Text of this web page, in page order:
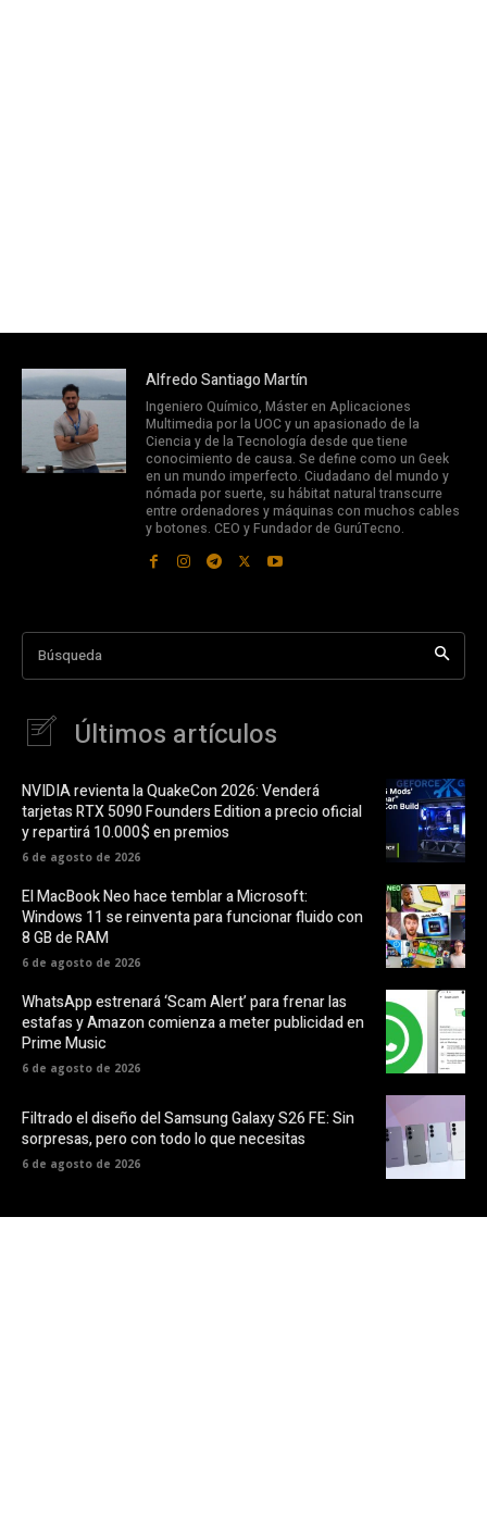
Alfredo Santiago Martín
Ingeniero Químico, Máster en Aplicaciones
Multimedia por la UOC y un apasionado de la
Ciencia y de la Tecnología desde que tiene
conocimiento de causa. Se define como un Geek
en un mundo imperfecto. Ciudadano del mundo y
nómada por suerte, su hábitat natural transcurre
entre ordenadores y máquinas con muchos cables
y botones. CEO y Fundador de GurúTecno.
Búsqueda
Últimos artículos
NVIDIA revienta la QuakeCon 2026: Venderá
tarjetas RTX 5090 Founders Edition a precio oficial
y repartirá 10.000$ en premios
6 de agosto de 2026
El MacBook Neo hace temblar a Microsoft:
Windows 11 se reinventa para funcionar fluido con
8 GB de RAM
6 de agosto de 2026
WhatsApp estrenará ‘Scam Alert’ para frenar las
estafas y Amazon comienza a meter publicidad en
Prime Music
6 de agosto de 2026
Filtrado el diseño del Samsung Galaxy S26 FE: Sin
sorpresas, pero con todo lo que necesitas
6 de agosto de 2026